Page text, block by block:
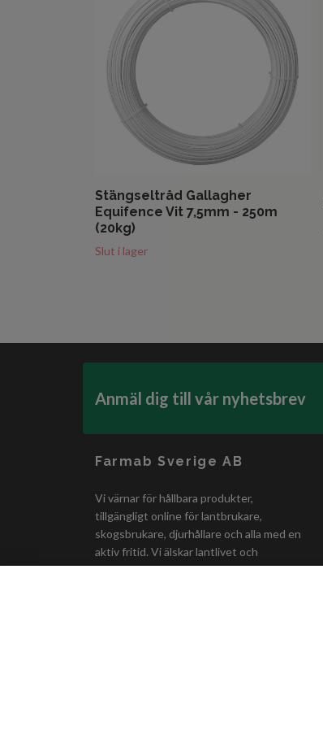
Stängseltråd Gallagher
Equifence Vit 7,5mm - 250m
(20kg)
Slut i lager
Anmäl dig till vår nyhetsbrev
Farmab Sverige AB
Vi värnar för hållbara produkter,
tillgängligt online för lantbrukare,
skogsbrukare, djurhållare och alla med en
aktiv fritid. Vi älskar lantlivet och
erbjuder smidiga och prisvärda lösningar